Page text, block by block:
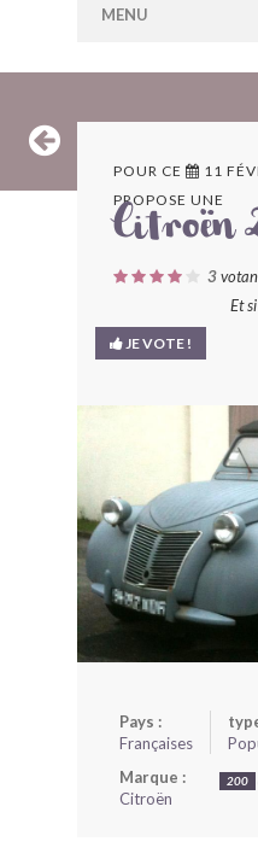
MENU
ARCHIVES
LES
LE BLOG
POUR CE 11
PROPOSE UNE
Citroën
3
Et
JE VOTE !
Pays :
Françaises
Marque :
Citroën
200